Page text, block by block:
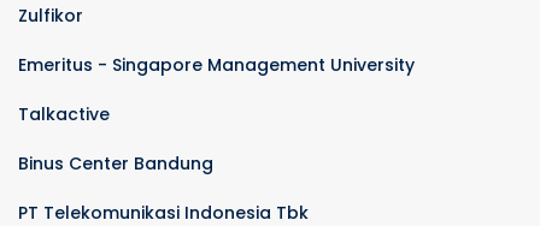
Zulfikor
Emeritus - Singapore Management University
Talkactive
Binus Center Bandung
PT Telekomunikasi Indonesia Tbk